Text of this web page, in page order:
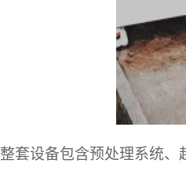
整套设备包含预处理系统、